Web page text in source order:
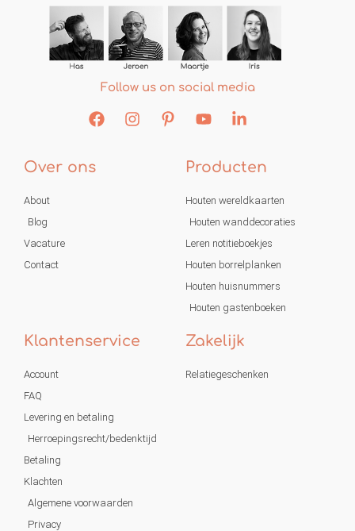
Follow us on social media
Over ons
About
Blog
Vacature
Contact
Producten
Houten wereldkaarten
Houten wanddecoraties
Leren notitieboekjes
Houten borrelplanken
Houten huisnummers
Houten gastenboeken
Klantenservice
Account
FAQ
Levering en betaling
Herroepingsrecht/bedenktijd
Betaling
Klachten
Algemene voorwaarden
Privacy
Zakelijk
Relatiegeschenken